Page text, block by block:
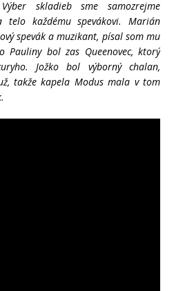
skladieb sme samozrejme
každému spevákovi. Marián
spevák a muzikant, písal som mu
Pauliny bol zas Queenovec, ktorý
Jožko bol výborný chalan,
takže kapela Modus mala v tom